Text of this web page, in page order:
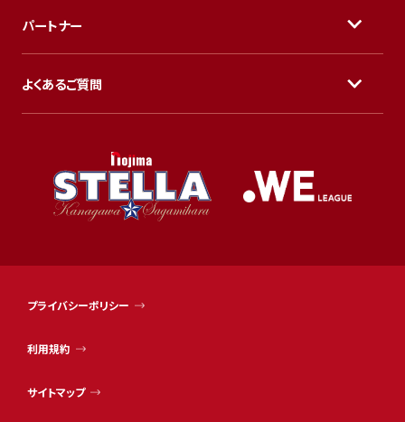
パートナー
よくあるご質問
プライバシーポリシー
利用規約
サイトマップ